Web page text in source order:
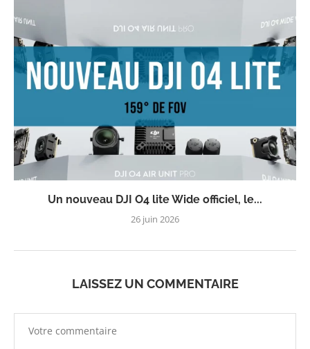
Un nouveau DJI O4 lite Wide officiel, le...
26 juin 2026
LAISSEZ UN COMMENTAIRE